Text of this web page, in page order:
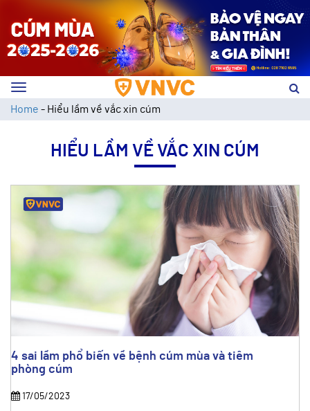
navigation
Home - Hiểu lầm về vắc xin cúm
HIỂU LẦM VỀ VẮC XIN CÚM
4 sai lầm phổ biến về bệnh cúm mùa và tiêm
phòng cúm
17/05/2023